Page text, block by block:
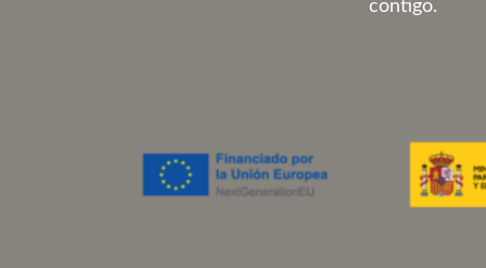
contigo.